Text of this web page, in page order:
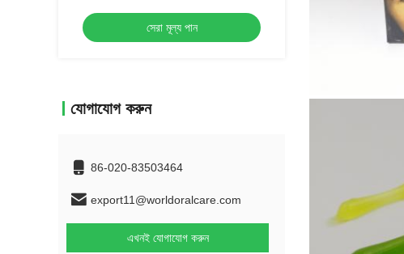
দাঁতের যত্ন পণ্য
সেরা মূল্য পান
যোগাযোগ করুন
86-020-83503464
export11@worldoralcare.com
এখনই যোগাযোগ করুন